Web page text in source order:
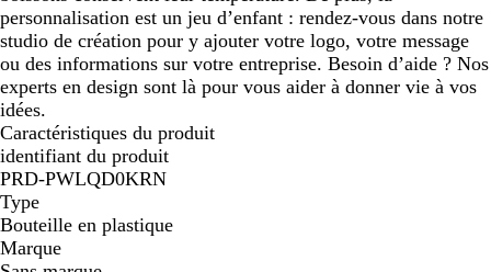
personnalisation est un jeu d’enfant : rendez-vous dans notre
studio de création pour y ajouter votre logo, votre message
ou des informations sur votre entreprise. Besoin d’aide ? Nos
experts en design sont là pour vous aider à donner vie à vos
idées.
Caractéristiques du produit
identifiant du produit
PRD-PWLQD0KRN
Type
Bouteille en plastique
Marque